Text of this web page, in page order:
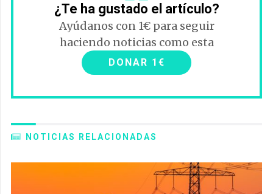
¿Te ha gustado el artículo?
Ayúdanos con 1€ para seguir
haciendo noticias como esta
DONAR 1€
NOTICIAS RELACIONADAS